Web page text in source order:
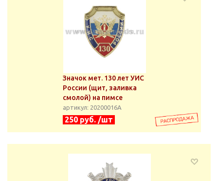
Значок мет. 130 лет УИС
России (щит, заливка
смолой) на пимсе
артикул: 20200016А
250 руб. /шт